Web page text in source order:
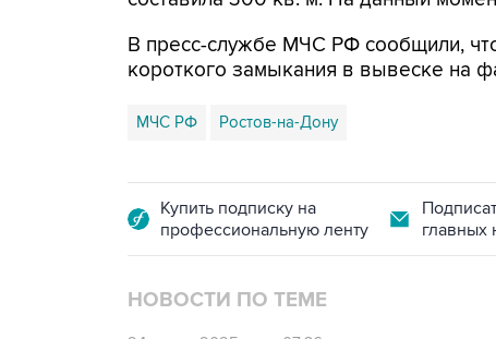
В пресс-службе МЧС РФ сообщили,
короткого замыкания в вывеске на
МЧС РФ Ростов-на-Дону
Купить подписку на
профессиональную ленту
главных
НОВОСТИ ПО ТЕМЕ